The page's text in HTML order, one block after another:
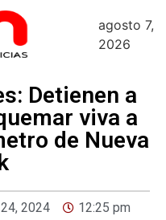
agosto 7,
2026
Detienen a
viva a
de Nueva
2024 12:25 pm